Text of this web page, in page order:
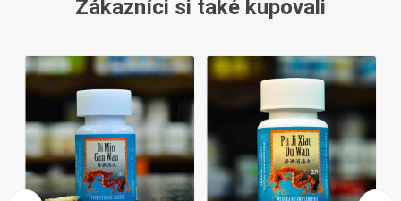
Zákazníci si také kupovali